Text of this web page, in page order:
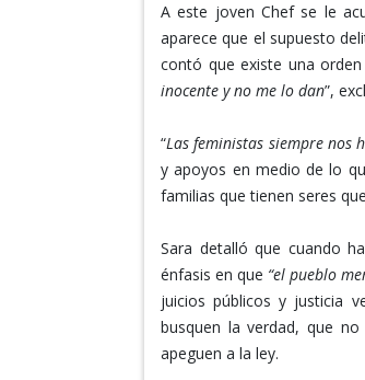
A este joven Chef se le
aparece que el supuesto
contó que existe una
inocente y no me lo dan”,
“Las feministas siempre nos
y apoyos en medio de lo
familias que tienen seres
Sara detalló que cuando
énfasis en que “el pueblo
juicios públicos y justicia
busquen la verdad, que
apeguen a la ley.